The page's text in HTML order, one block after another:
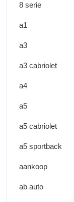
8 serie
a1
a3
a3 cabriolet
a4
a5
a5 cabriolet
a5 sportback
aankoop
ab auto